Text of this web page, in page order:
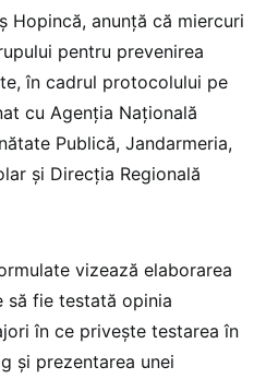
Hopincă, anunţă că miercuri
pentru prevenirea
în cadrul protocolului pe
cu Agenţia Naţională
Publică, Jandarmeria,
şi Direcţia Regională
vizează elaborarea
să fie testată opinia
în ce priveşte testarea în
şi prezentarea unei